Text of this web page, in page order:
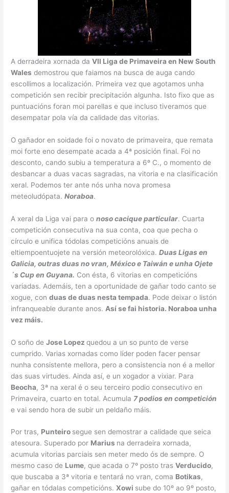
A derradeira xornada daVII Liga de Primaveira en New South
Wales demostrou que faiamos na busca de auga cando
escollimos a localización. Primeira vez que agotamos unha
competición sen recibir precipitación algunha. Isto fixo que as
puntuacións foran moi parellas e que incluso tiveramos que
desempatar pola vía da calidade das vitorias.
O gañador en soidade foi o novato de primaveira, que remata
moi forte eno desempate acada a 4ª posición final. Foi no
desconto, cando subiu a temperatura a 6º C., o momento de
desbancar a duas vacas sagradas, na vitoria e na clasificación
xeral. Podemos ter ante nós unha nova promesa
meteoludópata.Noraboa.
A xeral da Liga vai para onoso cacique particular. Cuarta
competición consecutiva na sua conta, coa que pecha o
círculo e unifica tódolas competicións anuais de
eltiempoentuojete na versión meteorolóxica.Duas Ligas en
Galicia, outras duas no vran, México e Taiwán e unha Ojete
´s Cup en Guyana. Con ésta, 6 vitorias en competicións
variadas. Ademáis, ten a oportunidade de gañar todo canto se
xogue, conduas de duas nesta tempada. Pode deixar o listón
infranqueable durante anos. Así se fai historia. Noraboa unha
vez máis.
O soño deJose Lopezquedou a un so punto de verse
cumprido. Varias xornadas como líder poden facer pensar
nunha consistente mellora, pero a consistencia non é a mellor
das suas virtudes. Ainda así, e un xogador a vixiar. Para
Beocha, 3ª na xeral é o seu terceiro podio consecutivo en
Primaveira, cuarto en total. Acumula 7 podios en competición
e vai sendo hora de subir un peldaño máis.
Por tras, Punteiro segue sen demostrar a calidade que seica
atesoura. Superado por Marius na derradeira xornada,
acumula vitorias parciais sen meter medo ós de sempre. O
mesmo caso de Lume, que acada o 7º posto trasVerducido,
que buscaba a 3ª vitoria e tentará no vran, coma Botikas,
gañar en tódalas competicións.Xowi sube do 10º ao 9º posto,